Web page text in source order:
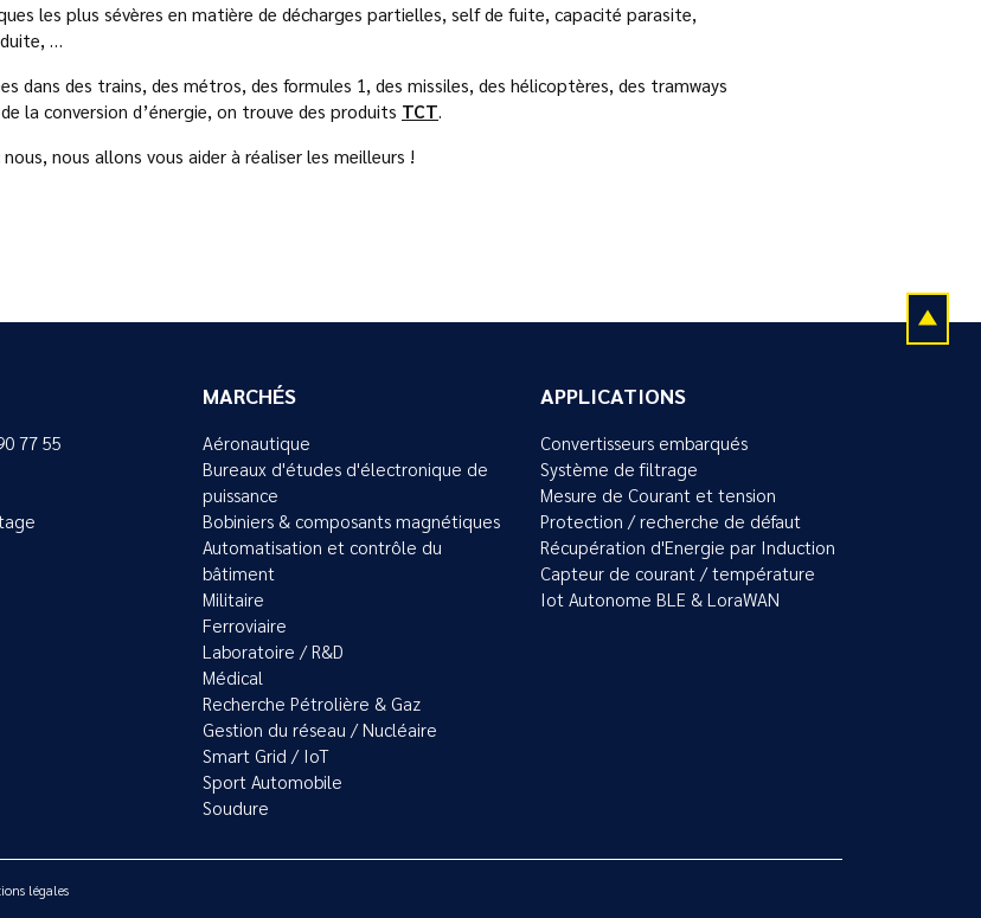
les plus sévères en matière de décharges partielles, self de fuite, capacité parasite,
…
dans des trains, des métros, des formules 1, des missiles, des hélicoptères, des tramways
la conversion d’énergie, on trouve des produits TCT.
nous allons vous aider à réaliser les meilleurs !
77 55
MARCHÉS
Aéronautique
Bureaux d'études d'électronique de
puissance
Bobiniers & composants magnétiques
Automatisation et contrôle du
bâtiment
Militaire
Ferroviaire
Laboratoire / R&D
Médical
Recherche Pétrolière & Gaz
Gestion du réseau / Nucléaire
Smart Grid / IoT
Sport Automobile
Soudure
APPLICATIONS
Convertisseurs embarqués
Système de filtrage
Mesure de Courant et tension
Protection / recherche de défaut
Récupération d'Energie par Induction
Capteur de courant / température
Iot Autonome BLE & LoraWAN
légales